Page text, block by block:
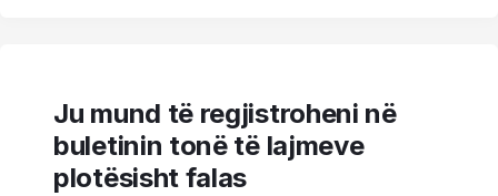
Ju mund të regjistroheni në
buletinin tonë të lajmeve
plotësisht falas